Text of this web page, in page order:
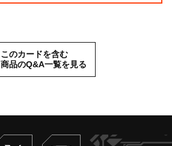
このカードを含む
商品のQ&A一覧を見る
Twitter ヴァンガードch